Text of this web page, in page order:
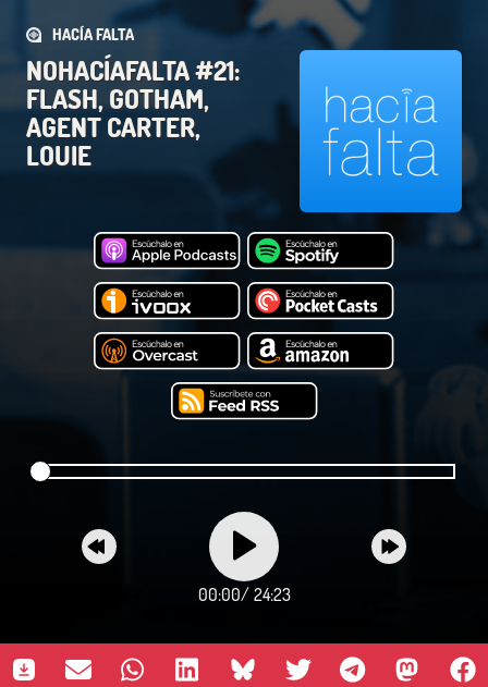
HACÍA FALTA
NOHACÍAFALTA #21:
FLASH, GOTHAM,
AGENT CARTER,
LOUIE
00:00/ 24:23